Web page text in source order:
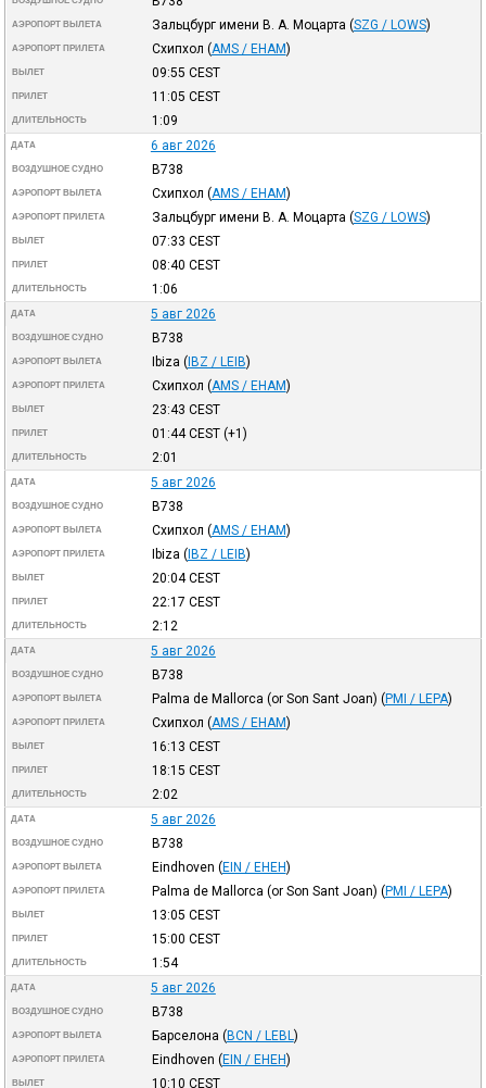
АЭРОПОРТ ВЫЛЕТА Зальцбург имени В. А. Моцарта (SZG / LOWS)
АЭРОПОРТ ПРИЛЕТА Схипхол (AMS / EHAM)
ВЫЛЕТ 09:55 CEST
ПРИЛЕТ 11:05 CEST
ДЛИТЕЛЬНОСТЬ 1:09
ДАТА 6 авг 2026
ВОЗДУШНОЕ СУДНО B738
АЭРОПОРТ ВЫЛЕТА Схипхол (AMS / EHAM)
АЭРОПОРТ ПРИЛЕТА Зальцбург имени В. А. Моцарта (SZG / LOWS)
ВЫЛЕТ 07:33 CEST
ПРИЛЕТ 08:40 CEST
ДЛИТЕЛЬНОСТЬ 1:06
ДАТА 5 авг 2026
ВОЗДУШНОЕ СУДНО B738
АЭРОПОРТ ВЫЛЕТА Ibiza (IBZ / LEIB)
АЭРОПОРТ ПРИЛЕТА Схипхол (AMS / EHAM)
ВЫЛЕТ 23:43 CEST
ПРИЛЕТ 01:44CEST(+1)
ДЛИТЕЛЬНОСТЬ 2:01
ДАТА 5 авг 2026
ВОЗДУШНОЕ СУДНО B738
АЭРОПОРТ ВЫЛЕТА Схипхол (AMS / EHAM)
АЭРОПОРТ ПРИЛЕТА Ibiza (IBZ / LEIB)
ВЫЛЕТ 20:04CEST
ПРИЛЕТ 22:17 CEST
ДЛИТЕЛЬНОСТЬ 2:12
ДАТА 5 авг 2026
ВОЗДУШНОЕ СУДНО B738
АЭРОПОРТ ВЫЛЕТА Palma de Mallorca (or Son Sant Joan) (PMI / LEPA)
АЭРОПОРТ ПРИЛЕТА Схипхол (AMS / EHAM)
ВЫЛЕТ 16:13 CEST
ПРИЛЕТ 18:15 CEST
ДЛИТЕЛЬНОСТЬ 2:02
ДАТА 5 авг 2026
ВОЗДУШНОЕ СУДНО B738
АЭРОПОРТ ВЫЛЕТА Eindhoven (EIN / EHEH)
АЭРОПОРТ ПРИЛЕТА Palma de Mallorca (or Son Sant Joan) (PMI / LEPA)
ВЫЛЕТ 13:05 CEST
ПРИЛЕТ 15:00 CEST
ДЛИТЕЛЬНОСТЬ 1:54
ДАТА 5 авг 2026
ВОЗДУШНОЕ СУДНО B738
АЭРОПОРТ ВЫЛЕТА Барселона (BCN / LEBL )
АЭРОПОРТ ПРИЛЕТА Eindhoven (EIN / EHEH)
ВЫЛЕТ 10:10 CEST